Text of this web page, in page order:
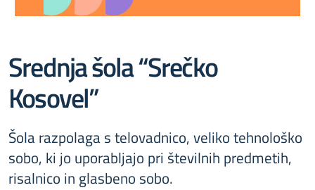
Srednja šola “Srečko
Kosovel”
Šola razpolaga s telovadnico, veliko tehnološko
sobo, ki jo uporabljajo pri številnih predmetih,
risalnico in glasbeno sobo.